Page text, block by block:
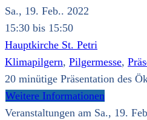
Sa., 19. Feb.. 2022
15:30 bis 15:50
Hauptkirche St. Petri
Klimapilgern, Pilgermesse,
20 minütige Präsentation des
Weitere Informationen
Veranstaltungen am Sa., 19.